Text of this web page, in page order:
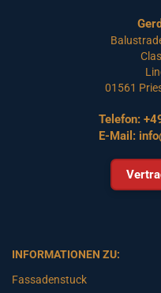
01561
Telefon:
E-Mail:
INFORMATIONEN ZU:
Fassadenstuck